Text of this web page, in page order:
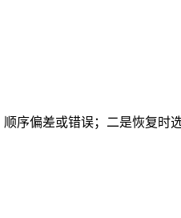
序偏差或错误；二是恢复时